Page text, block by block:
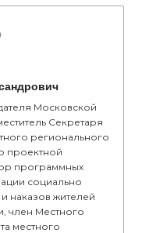
Московской
Секретаря
регионального
проектной
программных
социально
наказов жителей
член Местного
местного